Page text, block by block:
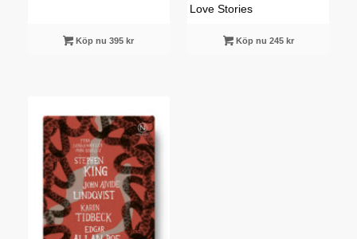
Köp nu 395 kr
Love Stories
Köp nu 245 kr